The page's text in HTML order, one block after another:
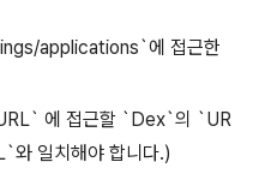
applications`에 접근한
에 접근할 `Dex`의 `UR
일치해야 합니다.)